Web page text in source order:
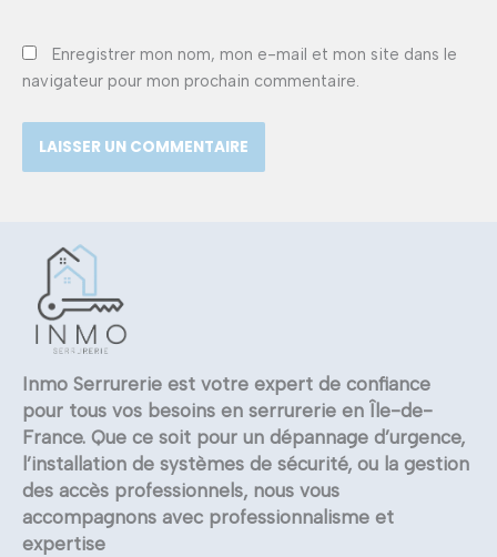
Enregistrer mon nom, mon e-mail et mon site dans le
navigateur pour mon prochain commentaire.
Inmo Serrurerie est votre expert de confiance
pour tous vos besoins en serrurerie en Île-de-
France. Que ce soit pour un dépannage d’urgence,
l’installation de systèmes de sécurité, ou la gestion
des accès professionnels, nous vous
accompagnons avec professionnalisme et
expertise